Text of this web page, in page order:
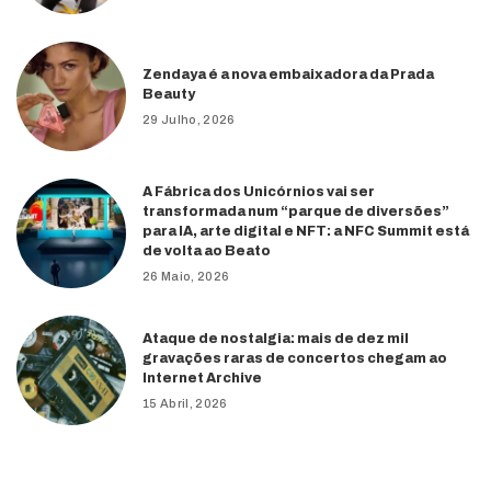
Zendaya é a nova embaixadora da Prada
Beauty
29 Julho, 2026
A Fábrica dos Unicórnios vai ser
transformada num “parque de diversões”
para IA, arte digital e NFT: a NFC Summit está
de volta ao Beato
26 Maio, 2026
Ataque de nostalgia: mais de dez mil
gravações raras de concertos chegam ao
Internet Archive
15 Abril, 2026